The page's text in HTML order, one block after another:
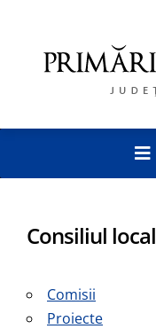
Consiliul local
Comisii
Proiecte